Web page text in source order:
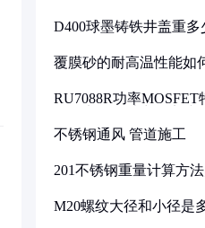
D400球墨铸铁井盖重多
覆膜砂的耐高温性能如
RU7088R功率
不锈钢通风 管道施工
201不锈钢重量计算方
M20螺纹大径和小径是